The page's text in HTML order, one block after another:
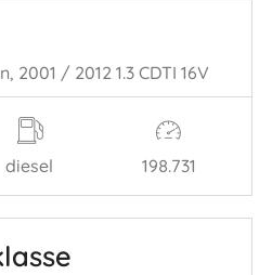
2001 / 2012 1.3 CDTI 16V
diesel 198.731